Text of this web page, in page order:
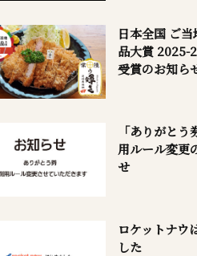
日本全国 ご
品大賞 2025-
受賞のお知ら
「ありがとう
用ルール変更
せ
ロケットナウ
した